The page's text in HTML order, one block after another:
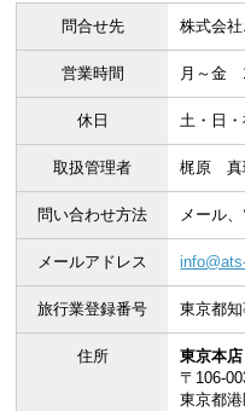
問合せ先 株式会
営業時間 月～金
休日 土・日
取扱管理者 梶原 真
問い合わせ方法 メール
メールアドレス
旅行業登録番号 東京都
住所
東京本店
〒106-
東京都